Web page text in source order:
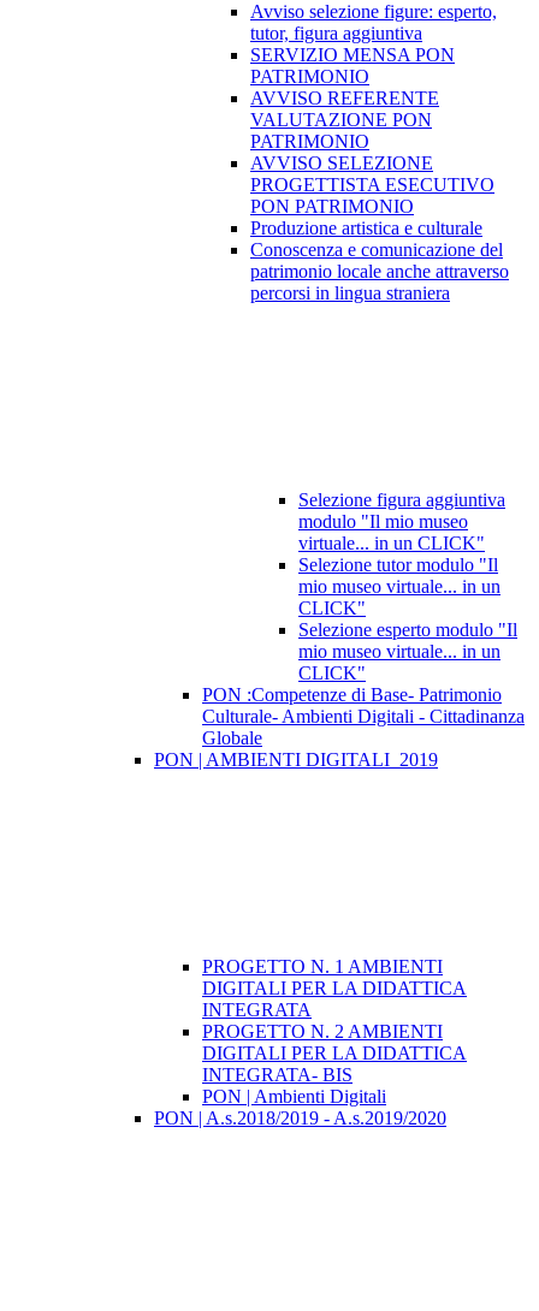
Avviso selezione figure: esperto,
tutor, figura aggiuntiva
SERVIZIO MENSA PON
PATRIMONIO
AVVISO REFERENTE
VALUTAZIONE PON
PATRIMONIO
AVVISO SELEZIONE
PROGETTISTA ESECUTIVO
PON PATRIMONIO
Produzione artistica e culturale
Conoscenza e comunicazione del
patrimonio locale anche attraverso
percorsi in lingua straniera
Selezione figura aggiuntiva
modulo "Il mio museo
virtuale... in un CLICK"
Selezione tutor modulo "Il
mio museo virtuale... in un
CLICK"
Selezione esperto modulo "Il
mio museo virtuale... in un
CLICK"
PON :Competenze di Base- Patrimonio
Culturale- Ambienti Digitali - Cittadinanza
Globale
PON | AMBIENTI DIGITALI_2019
PROGETTO N. 1 AMBIENTI
DIGITALI PER LA DIDATTICA
INTEGRATA
PROGETTO N. 2 AMBIENTI
DIGITALI PER LA DIDATTICA
INTEGRATA- BIS
PON | Ambienti Digitali
PON | A.s.2018/2019 - A.s.2019/2020